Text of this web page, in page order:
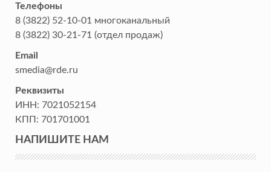
Телефоны
8 (3822) 52-10-01 многоканальный
8 (3822) 30-21-71 (отдел продаж)
Email
smedia@rde.ru
Реквизиты
ИНН: 7021052154
КПП: 701701001
НАПИШИТЕ НАМ